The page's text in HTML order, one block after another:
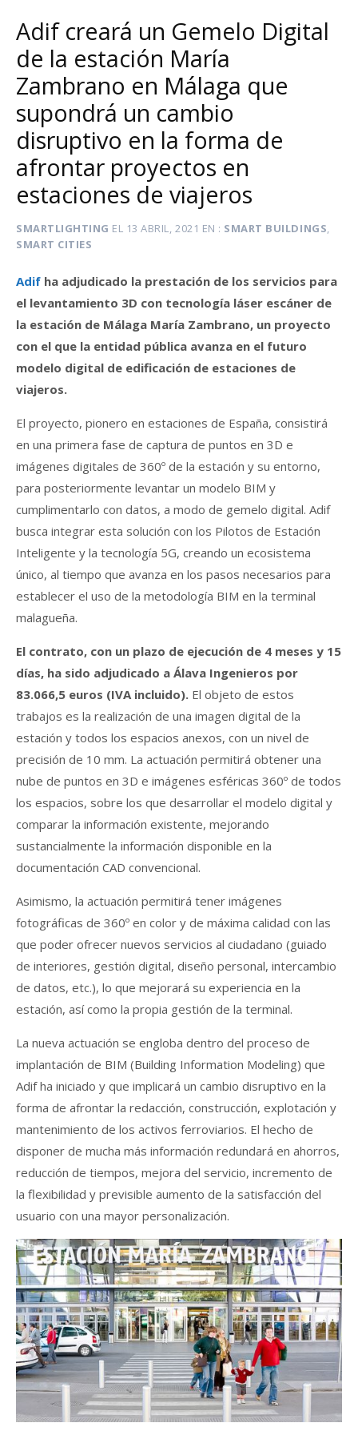
Adif creará un Gemelo Digital
de la estación María
Zambrano en Málaga que
supondrá un cambio
disruptivo en la forma de
afrontar proyectos en
estaciones de viajeros
SMARTLIGHTING EL 13 ABRIL, 2021 EN SMART BUILDINGS,
SMART CITIES
Adif ha adjudicado la prestación de los servicios para
el levantamiento 3D con tecnología láser escáner de
la estación de Málaga María Zambrano, un proyecto
con el que la entidad pública avanza en el futuro
modelo digital de edificación de estaciones de
viajeros.
El proyecto, pionero en estaciones de España, consistirá
en una primera fase de captura de puntos en 3D e
imágenes digitales de 360º de la estación y su entorno,
para posteriormente levantar un modelo BIM y
cumplimentarlo con datos, a modo de gemelo digital. Adif
busca integrar esta solución con los Pilotos de Estación
Inteligente y la tecnología 5G, creando un ecosistema
único, al tiempo que avanza en los pasos necesarios para
establecer el uso de la metodología BIM en la terminal
malagueña.
El contrato, con un plazo de ejecución de 4 meses y 15
días, ha sido adjudicado a Álava Ingenieros por
83.066,5 euros (IVA incluido). El objeto de estos
trabajos es la realización de una imagen digital de la
estación y todos los espacios anexos, con un nivel de
precisión de 10 mm. La actuación permitirá obtener una
nube de puntos en 3D e imágenes esféricas 360º de todos
los espacios, sobre los que desarrollar el modelo digital y
comparar la información existente, mejorando
sustancialmente la información disponible en la
documentación CAD convencional.
Asimismo, la actuación permitirá tener imágenes
fotográficas de 360º en color y de máxima calidad con las
que poder ofrecer nuevos servicios al ciudadano (guiado
de interiores, gestión digital, diseño personal, intercambio
de datos, etc.), lo que mejorará su experiencia en la
estación, así como la propia gestión de la terminal.
La nueva actuación se engloba dentro del proceso de
implantación de BIM (Building Information Modeling) que
Adif ha iniciado y que implicará un cambio disruptivo en la
forma de afrontar la redacción, construcción, explotación y
mantenimiento de los activos ferroviarios. El hecho de
disponer de mucha más información redundará en ahorros,
reducción de tiempos, mejora del servicio, incremento de
la flexibilidad y previsible aumento de la satisfacción del
usuario con una mayor personalización.